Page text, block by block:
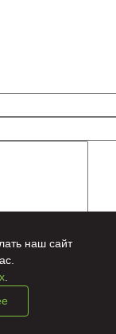
наш сайт
.
данных